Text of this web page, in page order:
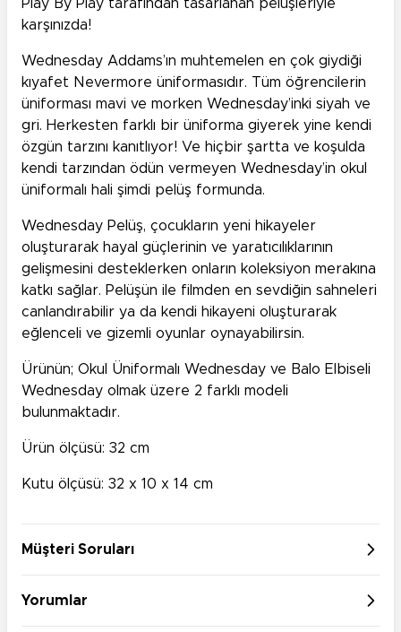
Play By Play tarafından tasarlanan pelüşleriyle
karşınızda!
Wednesday Addams’ın muhtemelen en çok giydiği
kıyafet Nevermore üniformasıdır. Tüm öğrencilerin
üniforması mavi ve morken Wednesday’inki siyah ve
gri. Herkesten farklı bir üniforma giyerek yine kendi
özgün tarzını kanıtlıyor! Ve hiçbir şartta ve koşulda
kendi tarzından ödün vermeyen Wednesday’in okul
üniformalı hali şimdi pelüş formunda.
Wednesday Pelüş, çocukların yeni hikayeler
oluşturarak hayal güçlerinin ve yaratıcılıklarının
gelişmesini desteklerken onların koleksiyon merakına
katkı sağlar. Pelüşün ile filmden en sevdiğin sahneleri
canlandırabilir ya da kendi hikayeni oluşturarak
eğlenceli ve gizemli oyunlar oynayabilirsin.
Ürünün; Okul Üniformalı Wednesday ve Balo Elbiseli
Wednesday olmak üzere 2 farklı modeli
bulunmaktadır.
Ürün ölçüsü: 32 cm
Kutu ölçüsü: 32 x 10 x 14 cm
Müşteri Soruları
Yorumlar